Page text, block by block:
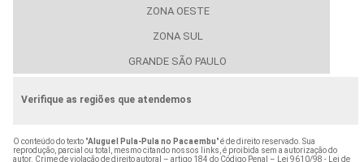
ZONA OESTE
ZONA SUL
GRANDE SÃO PAULO
Verifique as regiões que atendemos
O conteúdo do texto "Aluguel Pula-Pula no Pacaembu" é de direito reservado. Sua
reprodução, parcial ou total, mesmo citando nossos links, é proibida sem a autorização do
autor. Crime de violação de direito autoral – artigo 184 do Código Penal – Lei 9610/98 - Lei de